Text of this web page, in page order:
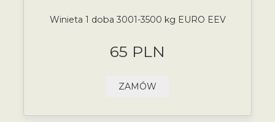
Winieta 1 doba 3001-3500 kg EURO EEV
65 PLN
ZAMÓW